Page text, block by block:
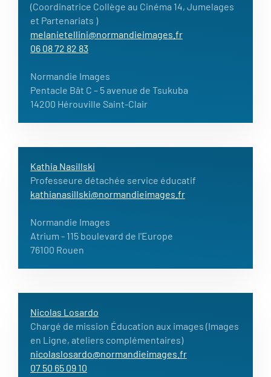
(Coordinatrice Collège au Cinéma 14, Jumelages
et Partenariats )
melanietellini@normandieimages.fr
06 08 72 82 83
Normandie Images
Pentacle Bât C – 5 avenue de Tsukuba
14200 Hérouville Saint-Clair
Kathia Nasillski
Professeure détachée service éducatif
kathianasillski@normandieimages.fr
Normandie Images
Atrium - 115 boulevard de l'Europe
76100 Rouen
Nicolas Losardo
Chargé de mission Éducation aux images (Images
en Ligne, ateliers complémentaires)
nicolaslosardo@normandieimages.fr
07 50 65 09 10